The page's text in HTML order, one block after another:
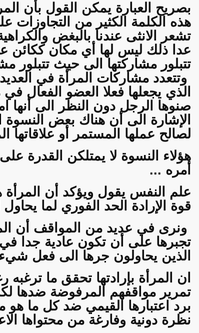
بصريح العبارة يمكن القول بأن
هذه الكلمة الكثير من التجاوزات
تشعر الانثى عندنا بالبغض
عدا ذلك ليس لها أي مكان ككائن
تتبلور مشاركتها الى حيث تتبلور
وتتعدد مشاركات المرأة في
الذي يجعلها فعلا العضو الفعال
صنوها الرجل دون النظر الى أنها
الإشارة الى أن هناك بعض النسوة
لصالح عملها المستمر أو
هؤلاء النسوة لا يمتلكن القدرة
أمره ...
علم النفس يقول ويؤكد أن
قوة الإرادة الحد الفوري لما
ونرى في عديد من المواقف أن
تجبرها على أن تكون عادية جدا في
الذين يحاولون جرها الى فعل
ان المرأة بإرادتها تحقق ما
تمرير مواقفهم المرفوضة ضدها
برد اعتبارها القيمي ضد كل ما
نظرة دونية وفارغة من محتواها